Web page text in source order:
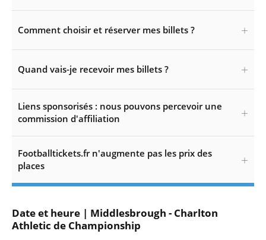
Comment choisir et réserver mes billets ?
Quand vais-je recevoir mes billets ?
Liens sponsorisés : nous pouvons percevoir une
commission d'affiliation
Footballtickets.fr n'augmente pas les prix des
places
Date et heure | Middlesbrough - Charlton
Athletic de Championship